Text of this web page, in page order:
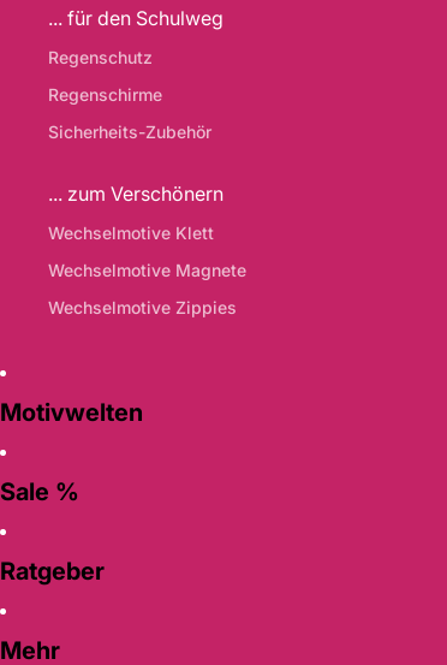
... für den Schulweg
Regenschutz
Regenschirme
Sicherheits-Zubehör
... zum Verschönern
Wechselmotive Klett
Wechselmotive Magnete
Wechselmotive Zippies
Motivwelten
Sale %
Ratgeber
Mehr